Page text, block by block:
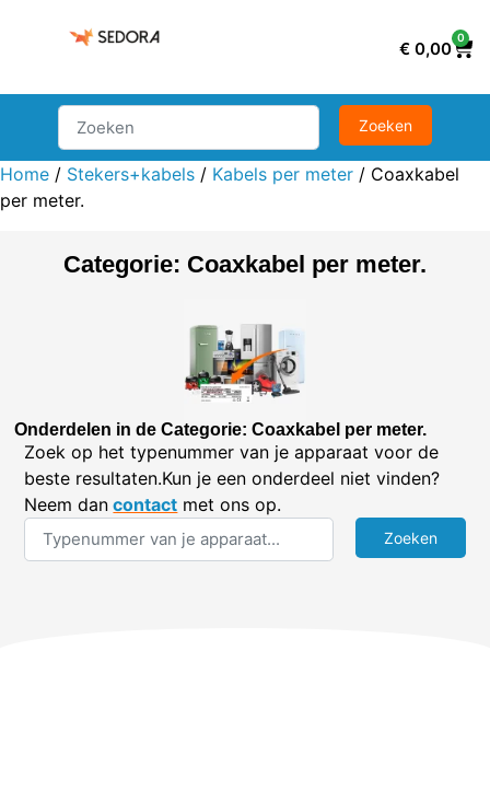
€ 0,00
0
Home / Stekers+kabels / Kabels per meter / Coaxkabel
per meter.
Categorie: Coaxkabel per meter.
Onderdelen in de Categorie: Coaxkabel per meter.
Zoek op het typenummer van je apparaat voor de
beste resultaten.Kun je een onderdeel niet vinden?
Neem dan contact met ons op.